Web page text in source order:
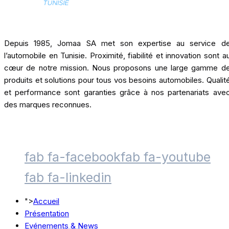
Depuis 1985, Jomaa SA met son expertise au service
l’automobile en Tunisie. Proximité, fiabilité et innovation sont
cœur de notre mission. Nous proposons une large gamme
produits et solutions pour tous vos besoins automobiles.
et performance sont garanties grâce à nos partenariats
des marques reconnues.
fab fa-facebookfab fa-youtube
fab fa-linkedin
">Accueil
Présentation
Evénements & News